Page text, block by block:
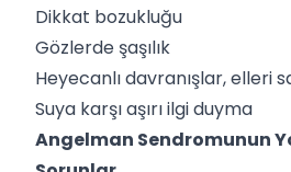
Dikkat bozukluğu
Gözlerde şaşılık
Heyecanlı davranışlar, elleri
Suya karşı aşırı ilgi duyma
Angelman Sendromunun